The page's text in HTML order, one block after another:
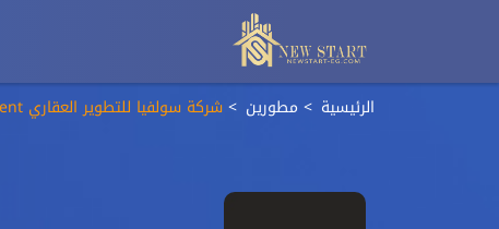
الرئيسية مطورين شركة سولفيا للتطوير العقاري Solvia Development